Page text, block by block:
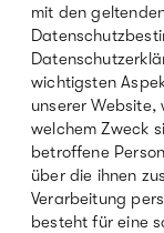
mit den
wichtigsten
unserer
welchem Zweck
betroffene
über die ihnen
Verarbeitung
besteht für eine